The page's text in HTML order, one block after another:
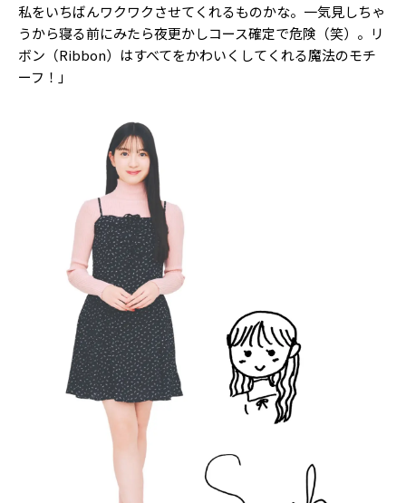
私をいちばんワクワクさせてくれるものかな。一気見しちゃ
うから寝る前にみたら夜更かしコース確定で危険（笑）。リ
ボン（Ribbon）はすべてをかわいくしてくれる魔法のモチ
ーフ！」